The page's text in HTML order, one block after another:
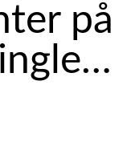
på